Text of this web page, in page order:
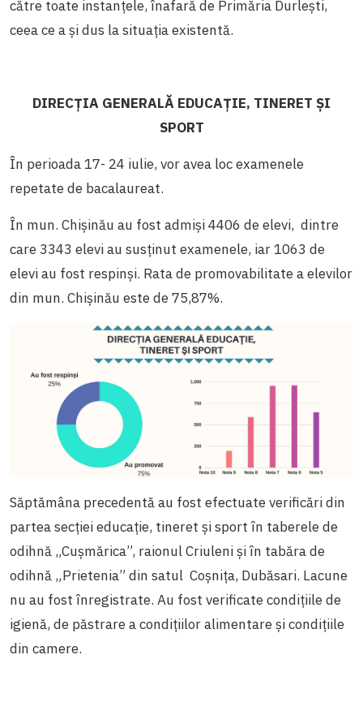
către toate instanțele, înafară de Primăria Durlești,
ceea ce a și dus la situația existentă.
DIRECȚIA GENERALĂ EDUCAȚIE, TINERET ȘI
SPORT
În perioada 17- 24 iulie, vor avea loc examenele
repetate de bacalaureat.
În mun. Chișinău au fost admiși 4406 de elevi, dintre
care 3343 elevi au susținut examenele, iar 1063 de
elevi au fost respinși. Rata de promovabilitate a elevilor
din mun. Chișinău este de 75,87%.
Săptămâna precedentă au fost efectuate verificări din
partea secției educație, tineret și sport în taberele de
odihnă „Cușmărica”, raionul Criuleni și în tabăra de
odihnă „Prietenia” din satul Coșnița, Dubăsari. Lacune
nu au fost înregistrate. Au fost verificate condițiile de
igienă, de păstrare a condițiilor alimentare și condițiile
din camere.